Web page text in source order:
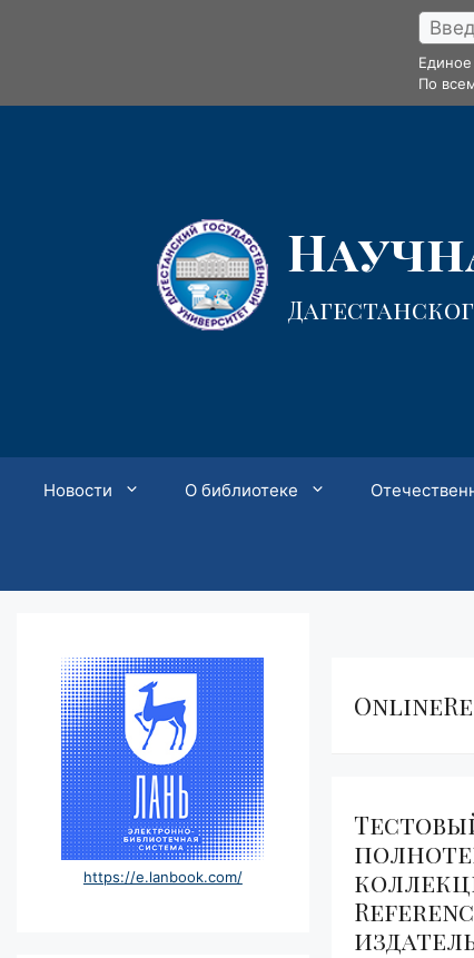
По
Новости О библиотеке
https://e.lanbook.com/